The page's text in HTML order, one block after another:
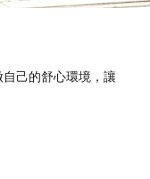
己的舒心環境，讓